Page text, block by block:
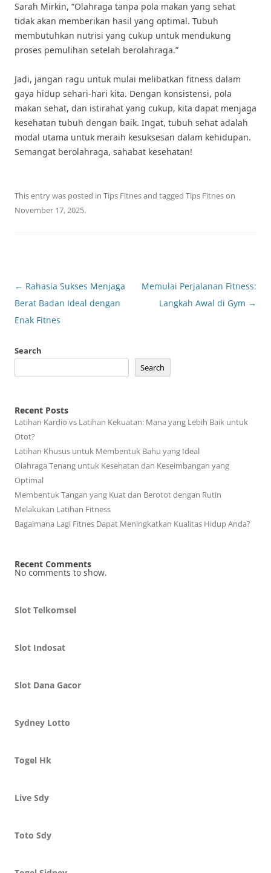
Sarah Mirkin, “Olahraga tanpa pola makan yang sehat
tidak akan memberikan hasil yang optimal. Tubuh
membutuhkan nutrisi yang cukup untuk mendukung
proses pemulihan setelah berolahraga.”
Jadi, jangan ragu untuk mulai melibatkan fitness dalam
gaya hidup sehari-hari kita. Dengan konsistensi, pola
makan sehat, dan istirahat yang cukup, kita dapat menjaga
kesehatan tubuh dengan baik. Ingat, tubuh sehat adalah
modal utama untuk meraih kesuksesan dalam kehidupan.
Semangat berolahraga, sahabat kesehatan!
This entry was posted in Tips Fitnesand tagged Tips Fitneson
November 17, 2025.
Post
navigation
← Rahasia Sukses Menjaga
Berat Badan Ideal dengan
Enak Fitnes
Memulai Perjalanan Fitness:
Langkah Awal di Gym →
Search
Search
Recent Posts
Latihan Kardio vs Latihan Kekuatan: Mana yang Lebih Baik untuk
Otot?
Latihan Khusus untuk Membentuk Bahu yang Ideal
Olahraga Tenang untuk Kesehatan dan Keseimbangan yang
Optimal
Membentuk Tangan yang Kuat dan Berotot dengan Rutin
Melakukan Latihan Fitness
Bagaimana Lagi Fitnes Dapat Meningkatkan Kualitas Hidup Anda?
Recent Comments
No comments to show.
Slot Telkomsel
Slot Indosat
Slot Dana Gacor
Sydney Lotto
Togel Hk
Live Sdy
Toto Sdy